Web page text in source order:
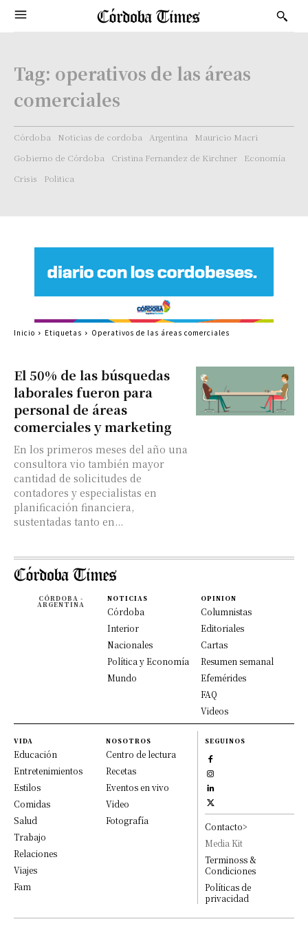
Tag: operativos de las áreas
comerciales
Córdoba Noticias de cordoba Argentina
Mauricio Macri
Gobierno de Córdoba
Cristina Fernandez de Kirchner
Economía
Crisis
Politica
El 50% de las búsquedas
laborales fueron para
personal de áreas
comerciales y marketing
En los primeros meses del año una
consultora vio también mayor
cantidad de solicitudes de
contadores y especialistas en
planificación financiera,
sustentadas tanto en...
Inicio Etiquetas Operativos de las áreas comerciales
CÓRDOBA -
ARGENTINA
NOTICIAS
Córdoba
Interior
Nacionales
Política y Economía
Mundo
OPINION
Columnistas
Editoriales
Cartas
Resumen semanal
Efemérides
FAQ
Videos
VIDA
Educación
Entretenimientos
Estilos
Comidas
Salud
Trabajo
Relaciones
Viajes
Fam
NOSOTROS
Centro de lectura
Recetas
Eventos en vivo
Video
Fotografía
SEGUINOS
Contacto>
Media Kit
Terminoss &
Condiciones
Políticas de
privacidad